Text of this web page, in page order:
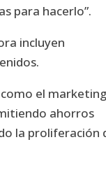
para hacerlo”.
incluyen
el
ahorros
la proliferación